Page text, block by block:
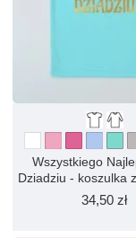
Wszystkiego
Dziadziu - koszulka
34,50 zł